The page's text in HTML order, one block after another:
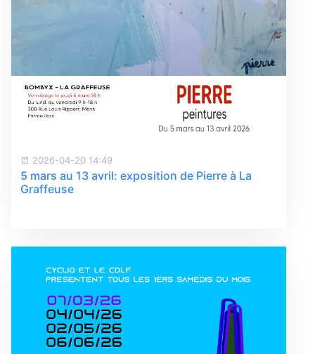
2026-04-20 14:49
5 mars au 13 avril: exposition de Pierre à La
Graffeuse